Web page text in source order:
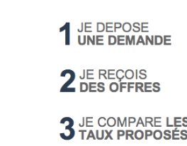
PEL
PERP